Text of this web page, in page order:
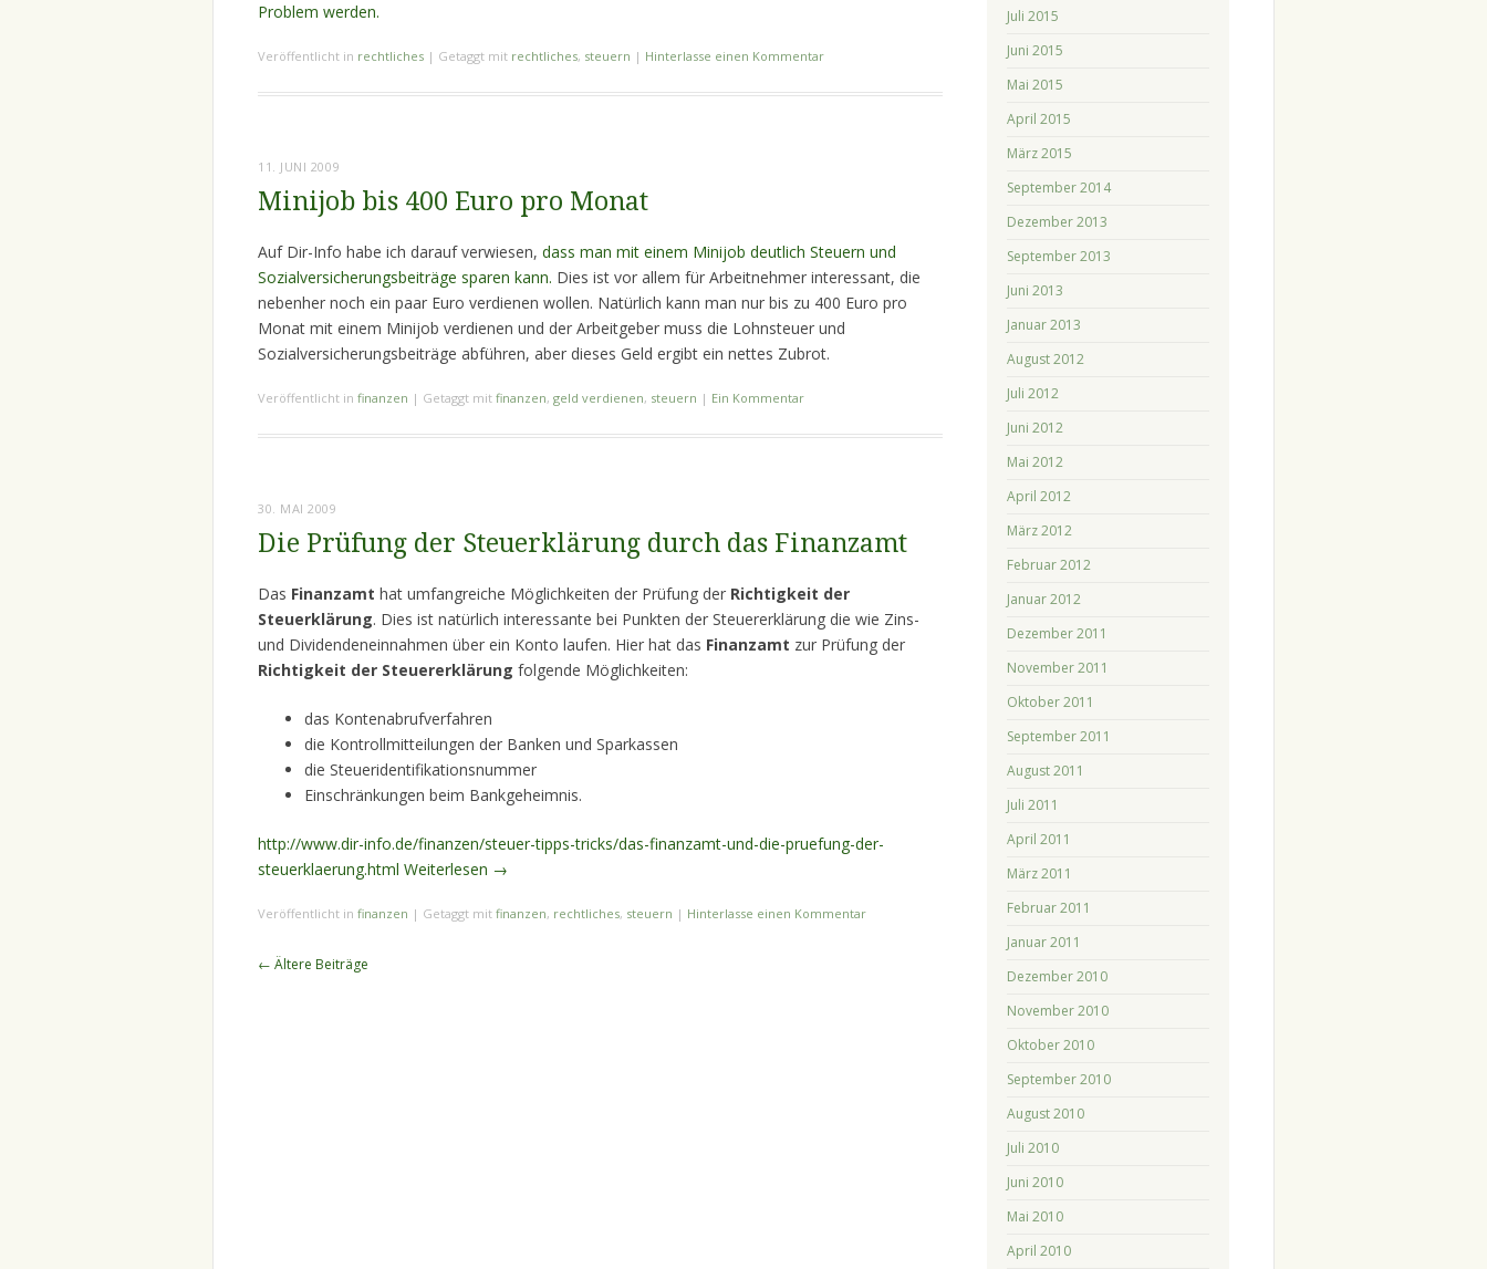
Problem werden.
Veröffentlicht in rechtliches | Getaggt mit rechtliches, steuern | Hinterlasse einen Kommentar
11. JUNI 2009
Minijob bis 400 Euro pro Monat
Auf Dir-Info habe ich darauf verwiesen, dass man mit einem Minijob deutlich Steuern und
Sozialversicherungsbeiträge sparen kann. Dies ist vor allem für Arbeitnehmer interessant, die
nebenher noch ein paar Euro verdienen wollen. Natürlich kann man nur bis zu 400 Euro pro
Monat mit einem Minijob verdienen und der Arbeitgeber muss die Lohnsteuer und
Sozialversicherungsbeiträge abführen, aber dieses Geld ergibt ein nettes Zubrot.
Veröffentlicht in finanzen | Getaggt mit finanzen, geld verdienen, steuern | Ein Kommentar
30. MAI 2009
Die Prüfung der Steuerklärung durch das Finanzamt
Das Finanzamt hat umfangreiche Möglichkeiten der Prüfung der Richtigkeit der
Steuerklärung. Dies ist natürlich interessante bei Punkten der Steuererklärung die wie Zins-
und Dividendeneinnahmen über ein Konto laufen. Hier hat das Finanzamt zur Prüfung der
Richtigkeit der Steuererklärung folgende Möglichkeiten:
das Kontenabrufverfahren
die Kontrollmitteilungen der Banken und Sparkassen
die Steueridentifikationsnummer
Einschränkungen beim Bankgeheimnis.
http://www.dir-info.de/finanzen/steuer-tipps-tricks/das-finanzamt-und-die-pruefung-der-
steuerklaerung.html Weiterlesen →
Veröffentlicht in finanzen | Getaggt mit finanzen, rechtliches, steuern | Hinterlasse einen Kommentar
Beitragsnavigation
← Ältere Beiträge
Juli 2015
Juni 2015
Mai 2015
April 2015
März 2015
September 2014
Dezember 2013
September 2013
Juni 2013
Januar 2013
August 2012
Juli 2012
Juni 2012
Mai 2012
April 2012
März 2012
Februar 2012
Januar 2012
Dezember 2011
November 2011
Oktober 2011
September 2011
August 2011
Juli 2011
April 2011
März 2011
Februar 2011
Januar 2011
Dezember 2010
November 2010
Oktober 2010
September 2010
August 2010
Juli 2010
Juni 2010
Mai 2010
April 2010